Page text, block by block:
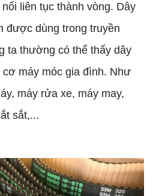
liên tục thành vòng. Dây
được dùng trong truyền
ta thường có thể thấy dây
máy móc gia đình. Như
máy rửa xe, máy may,
sắt,...